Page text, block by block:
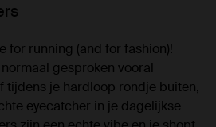
for running (and for fashion)!
gesproken vooral
tijdens je hardloop rondje buiten,
eyecatcher in je dagelijkse